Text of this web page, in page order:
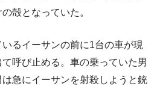
殻となっていた。
るイーサンの前に1台の車が現
呼び止める。車の乗っていた男
急にイーサンを射殺しようと銃